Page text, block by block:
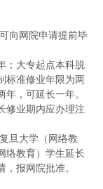
向网院申请提前毕
；大专起点本科脱
标准修业年限为两
，可延长一年。
修业期内应办理注
旦大学（网络教
络教育）学生延长
报网院批准。